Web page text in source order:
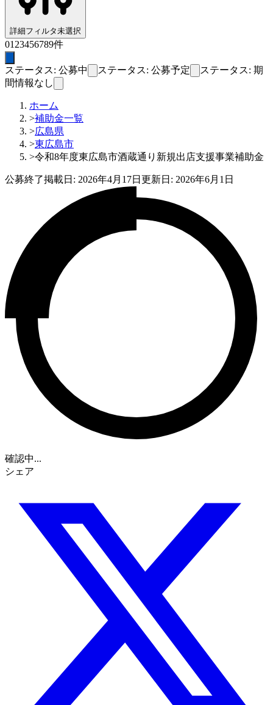
詳細フィルタ未選択
01 23456789件
ステータス: 公募中 ステータス: 公募予定
ステータス: 期
間情報なし
ホーム
>補助金一覧
>広島県
>東広島市
>令和8年度東広島市酒蔵通り新規出店支援事業補助金
公募終了掲載日: 2026年4月17日 更新日: 2026年6月1日
確認中...
シェア